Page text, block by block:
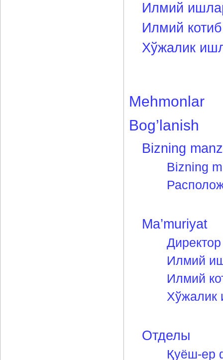
Илмий
Илмий котиб
Хўжалик
Mehmonlar
Bog’lanish
Bizning
Bizning
Ma’muriyat
Илмий
Илмий
Хўжалик
Отделы
Қуёш-ер